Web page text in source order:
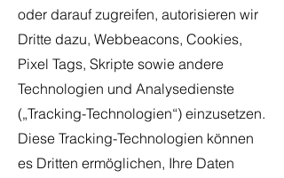
oder darauf zugreifen, autorisieren wir
Dritte dazu, Webbeacons, Cookies,
Pixel Tags, Skripte sowie andere
Technologien und Analysedienste
(„Tracking-Technologien“) einzusetzen.
Diese Tracking-Technologien können
es Dritten ermöglichen, Ihre Daten